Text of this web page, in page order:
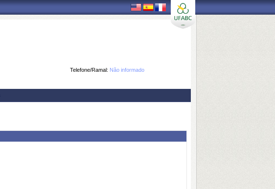
Telefone/Ramal: Não informado